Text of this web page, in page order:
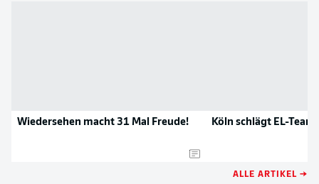
Wiedersehen macht 31 Mal Freude! Köln schlägt EL-Team
ALLE ARTIKEL →